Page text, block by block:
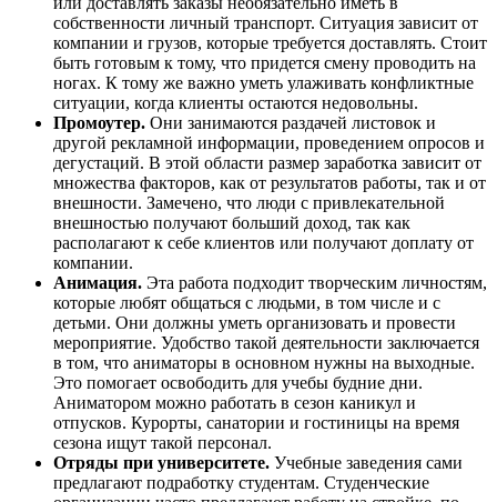
собственности личный транспорт. Ситуация зависит от
компании и грузов, которые требуется доставлять. Стоит
быть готовым к тому, что придется смену проводить на
ногах. К тому же важно уметь улаживать конфликтные
ситуации, когда клиенты остаются недовольны.
Промоутер. Они занимаются раздачей листовок и
другой рекламной информации, проведением опросов и
дегустаций. В этой области размер заработка зависит от
множества факторов, как от результатов работы, так и от
внешности. Замечено, что люди с привлекательной
внешностью получают больший доход, так как
располагают к себе клиентов или получают доплату от
компании.
Анимация. Эта работа подходит творческим личностям,
которые любят общаться с людьми, в том числе и с
детьми. Они должны уметь организовать и провести
мероприятие. Удобство такой деятельности заключается
в том, что аниматоры в основном нужны на выходные.
Это помогает освободить для учебы будние дни.
Аниматором можно работать в сезон каникул и
отпусков. Курорты, санатории и гостиницы на время
сезона ищут такой персонал.
Отряды при университете. Учебные заведения сами
предлагают подработку студентам. Студенческие